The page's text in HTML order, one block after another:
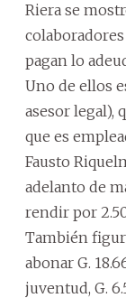
Riera se
pagan lo
Uno de ellos
asesor legal),
que es
Fausto
adelanto de
rendir por
También
abonar G.
juventud, G.